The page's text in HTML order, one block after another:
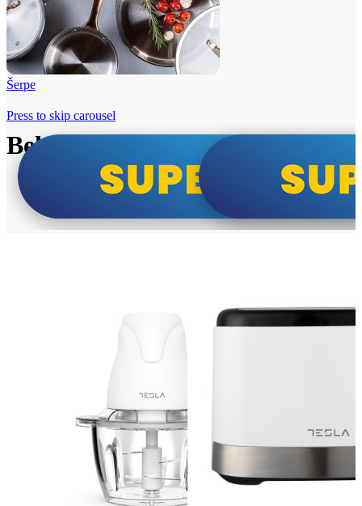
Šerpe
Beko i Tesla super cene
Press to skip carousel